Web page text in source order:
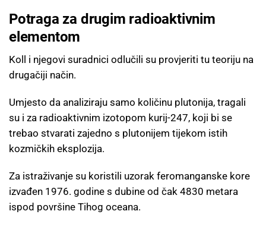
Potraga za drugim radioaktivnim
elementom
Koll i njegovi suradnici odlučili su provjeriti tu teoriju na
drugačiji način.
Umjesto da analiziraju samo količinu plutonija, tragali
su i za radioaktivnim izotopom kurij-247, koji bi se
trebao stvarati zajedno s plutonijem tijekom istih
kozmičkih eksplozija.
Za istraživanje su koristili uzorak feromanganske kore
izvađen 1976. godine s dubine od čak 4830 metara
ispod površine Tihog oceana.